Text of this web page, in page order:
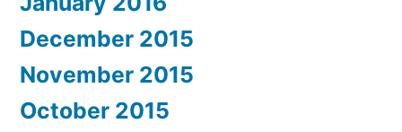
December 2015
November 2015
October 2015